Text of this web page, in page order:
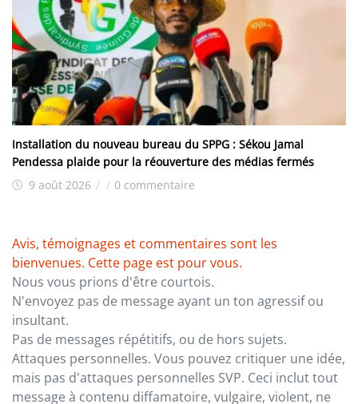
Installation du nouveau bureau du SPPG : Sékou Jamal
Pendessa plaide pour la réouverture des médias fermés
9 août 2026 / / 0 commentaire
Avis, témoignages et commentaires sont les
bienvenues. Cette page est pour vous.
Nous vous prions d'être courtois.
N'envoyez pas de message ayant un ton agressif ou
insultant.
Pas de messages répétitifs, ou de hors sujets.
Attaques personnelles. Vous pouvez critiquer une idée,
mais pas d'attaques personnelles SVP. Ceci inclut tout
message à contenu diffamatoire, vulgaire, violent, ne